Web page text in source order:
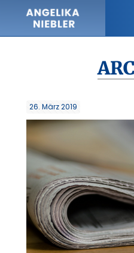
26. März 2019